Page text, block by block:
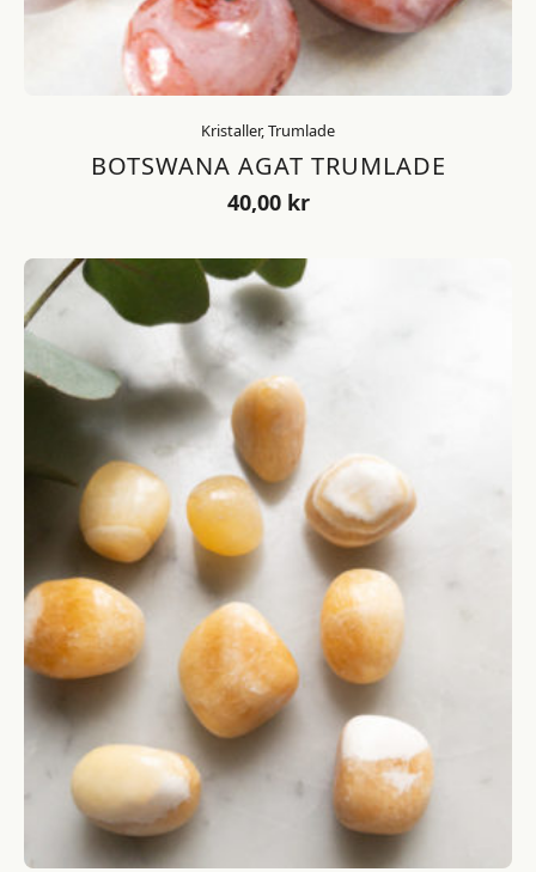
Kristaller, Trumlade
BOTSWANA AGAT TRUMLADE
40,00 kr